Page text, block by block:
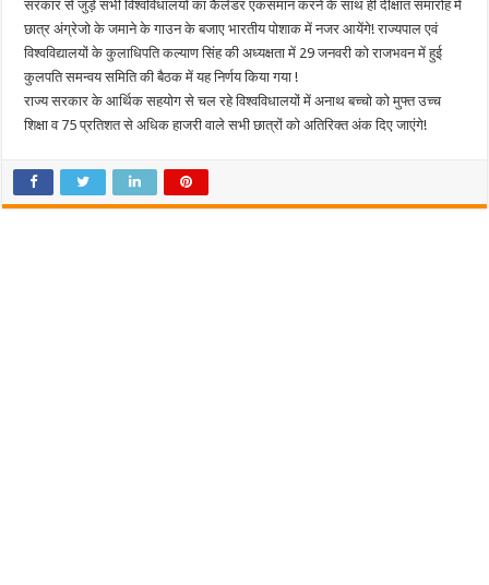
में
दिखेगे
छात्र
सरकार से जुड़े सभी विश्वविधालयों का कैलेंडर एकसमान करने के साथ ही दीक्षांत समारोह में
छात्र अंग्रेजो के जमाने के गाउन के बजाए भारतीय पोशाक में नजर आयेंगे! राज्यपाल एवं
विश्वविद्यालयों के कुलाधिपति कल्याण सिंह की अध्यक्षता में 29 जनवरी को राजभवन में हुई
कुलपति समन्वय समिति की बैठक में यह निर्णय किया गया !
राज्य सरकार के आर्थिक सहयोग से चल रहे विश्वविधालयों में अनाथ बच्चो को मुफ्त उच्च
शिक्षा व 75 प्रतिशत से अधिक हाजरी वाले सभी छात्रों को अतिरिक्त अंक दिए जाएंगे!